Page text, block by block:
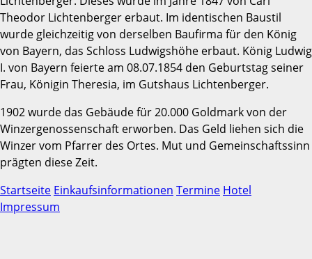
Theodor Lichtenberger erbaut. Im identischen Baustil
wurde gleichzeitig von derselben Baufirma für den König
von Bayern, das Schloss Ludwigshöhe erbaut. König Ludwig
I. von Bayern feierte am 08.07.1854 den Geburtstag seiner
Frau, Königin Theresia, im Gutshaus Lichtenberger.
1902 wurde das Gebäude für 20.000 Goldmark von der
Winzergenossenschaft erworben. Das Geld liehen sich die
Winzer vom Pfarrer des Ortes. Mut und Gemeinschaftssinn
prägten diese Zeit.
Startseite Einkaufsinformationen Termine Hotel
Impressum